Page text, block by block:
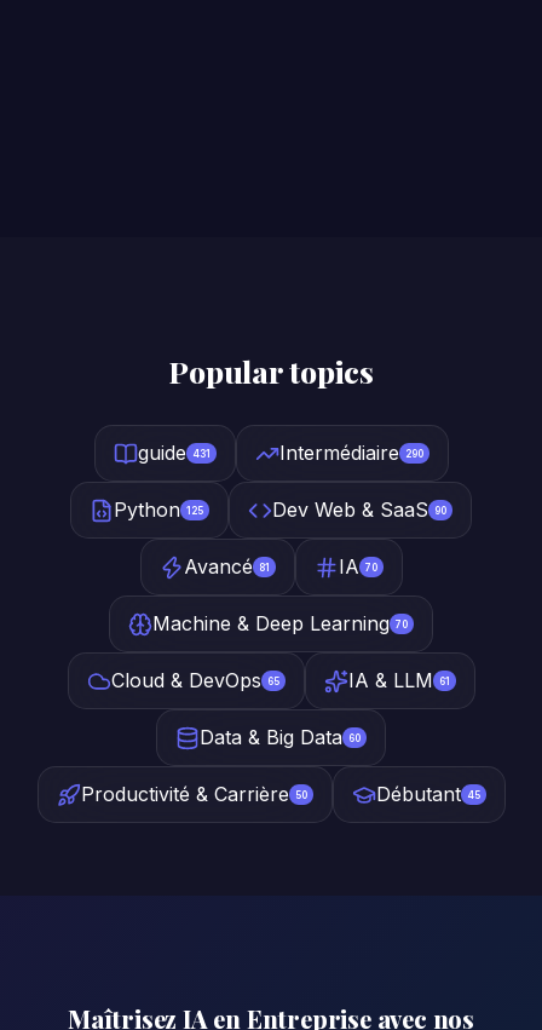
Popular topics
guide 431 Intermédiaire 290
Python 125 Dev Web & SaaS 90
Avancé 81 IA 70
Machine & Deep Learning 70
Cloud & DevOps 65 IA & LLM 61
Data & Big Data 60
Productivité & Carrière 50 Débutant 45
Maîtrisez IA en Entreprise avec nos